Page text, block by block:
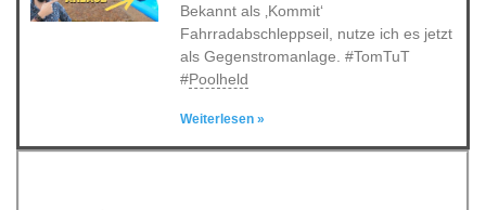
Bekannt als ‚Kommit‘
Fahrradabschleppseil, nutze ich es jetzt
als Gegenstromanlage. #TomTuT
#Poolheld
Weiterlesen »